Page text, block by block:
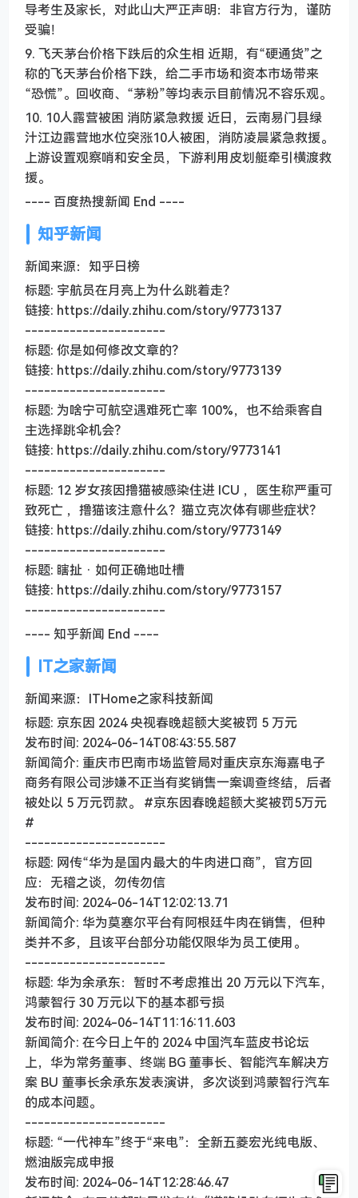
导考生及家长，对此山大严正声明：非官方行为，谨防
受骗！
9. 飞天茅台价格下跌后的众生相 近期，有“硬通货”之
称的飞天茅台价格下跌，给二手市场和资本市场带来
“恐慌”。回收商、“茅粉”等均表示目前情况不容乐观。
10. 10人露营被困 消防紧急救援 近日，云南易门县绿
汁江边露营地水位突涨10人被困，消防凌晨紧急救援。
上游设置观察哨和安全员，下游利用皮划艇牵引横渡救
援。
---- 百度热搜新闻 End ----
知乎新闻
新闻来源：知乎日榜
标题: 宇航员在月亮上为什么跳着走？
链接: https://daily.zhihu.com/story/9773137
----------------------
标题: 你是如何修改文章的？
链接: https://daily.zhihu.com/story/9773139
----------------------
标题: 为啥宁可航空遇难死亡率 100%，也不给乘客自
主选择跳伞机会？
链接: https://daily.zhihu.com/story/9773141
----------------------
标题: 12 岁女孩因撸猫被感染住进 ICU ，医生称严重可
致死亡 ，撸猫该注意什么？猫立克次体有哪些症状？
链接: https://daily.zhihu.com/story/9773149
----------------------
标题: 瞎扯 · 如何正确地吐槽
链接: https://daily.zhihu.com/story/9773157
----------------------
---- 知乎新闻 End ----
IT之家新闻
新闻来源：ITHome之家科技新闻
标题: 京东因 2024 央视春晚超额大奖被罚 5 万元
发布时间: 2024-06-14T08:43:55.587
新闻简介: 重庆市巴南市场监管局对重庆京东海嘉电子
商务有限公司涉嫌不正当有奖销售一案调查终结，后者
被处以 5 万元罚款。 #京东因春晚超额大奖被罚5万元
#
----------------------
标题: 网传“华为是国内最大的牛肉进口商”，官方回
应：无稽之谈，勿传勿信
发布时间: 2024-06-14T12:02:13.71
新闻简介: 华为莫塞尔平台有阿根廷牛肉在销售，但种
类并不多，且该平台部分功能仅限华为员工使用。
----------------------
标题: 华为余承东：暂时不考虑推出 20 万元以下汽车，
鸿蒙智行 30 万元以下的基本都亏损
发布时间: 2024-06-14T11:16:11.603
新闻简介: 在今日上午的 2024 中国汽车蓝皮书论坛
上，华为常务董事、终端 BG 董事长、智能汽车解决方
案 BU 董事长余承东发表演讲，多次谈到鸿蒙智行汽车
的成本问题。
----------------------
标题: “一代神车”终于“来电”：全新五菱宏光纯电版、
燃油版完成申报
发布时间: 2024-06-14T12:28:46.47